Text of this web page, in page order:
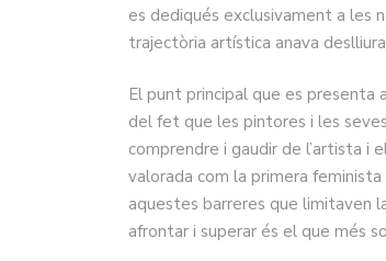
es dediqués exclusivament a les
trajectòria artística anava
El punt principal que es presenta
del fet que les pintores i les
comprendre i gaudir de l’artista i
valorada com la primera
aquestes barreres que limitaven
afrontar i superar és el que més